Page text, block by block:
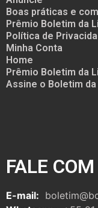
Boas práticas e
Prêmio Boletim da
Política de
Minha Conta
Home
Prêmio Boletim da
Assine o Boletim
FALE
E-mail: